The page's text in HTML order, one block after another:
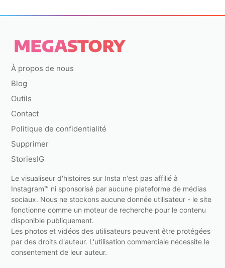
À propos de nous
Blog
Outils
Contact
Politique de confidentialité
Supprimer
StoriesIG
Le visualiseur d'histoires sur Insta n'est pas affilié à
Instagram™ ni sponsorisé par aucune plateforme de médias
sociaux. Nous ne stockons aucune donnée utilisateur - le site
fonctionne comme un moteur de recherche pour le contenu
disponible publiquement.
Les photos et vidéos des utilisateurs peuvent être protégées
par des droits d'auteur. L'utilisation commerciale nécessite le
consentement de leur auteur.